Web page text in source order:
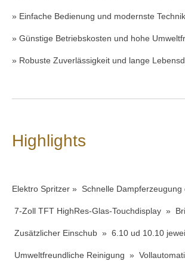
» Einfache Bedienung und modernste Technik
» Günstige Betriebskosten und hohe
» Robuste Zuverlässigkeit und lange
Highlights
Elektro Spritzer » Schnelle
7-Zoll TFT HighRes-Glas-Touchdisplay »
Zusätzlicher Einschub » 6.10 ud 10.10
Umweltfreundliche Reinigung »